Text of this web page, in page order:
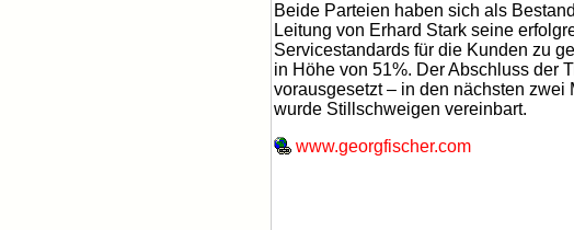
Beide Parteien haben sich als
Leitung von Erhard Stark seine
Servicestandards für die Kunden zu
in Höhe von 51%. Der Abschluss der
vorausgesetzt – in den nächsten
wurde Stillschweigen vereinbart.
www.georgfischer.com